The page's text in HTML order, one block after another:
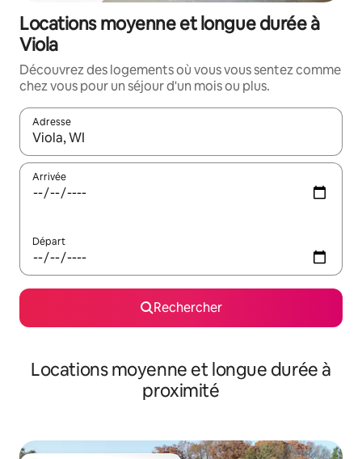
Locations moyenne et longue durée à
Viola
Découvrez des logements où vous vous sentez comme
chez vous pour un séjour d'un mois ou plus.
Adresse
Lorsque les résultats s'affichent, utilisez les flèches vers le
Arrivée
Départ
Rechercher
Locations moyenne et longue durée à
proximité